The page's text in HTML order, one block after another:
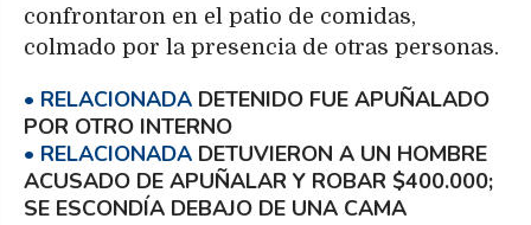
confrontaron en el patio de comidas,
colmado por la presencia de otras personas.
DETENIDO FUE APUÑALADO
POR OTRO INTERNO
DETUVIERON A UN HOMBRE
ACUSADO DE APUÑALAR Y ROBAR $400.000;
SE ESCONDÍA DEBAJO DE UNA CAMA